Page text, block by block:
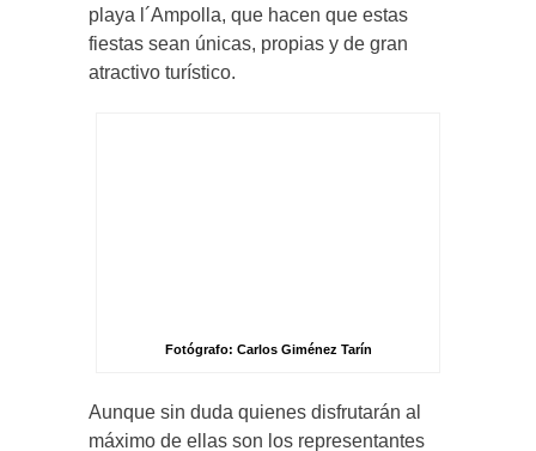
playa l´Ampolla, que hacen que estas
fiestas sean únicas, propias y de gran
atractivo turístico.
Fotógrafo: Carlos Giménez Tarín
Aunque sin duda quienes disfrutarán al
máximo de ellas son los representantes